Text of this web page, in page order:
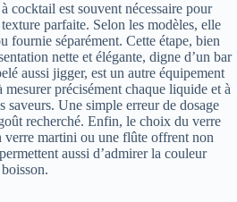
cocktail est souvent nécessaire pour
parfaite. Selon les modèles, elle
fournie séparément. Cette étape, bien
nette et élégante, digne d’un bar
aussi jigger, est un autre équipement
précisément chaque liquide et à
saveurs. Une simple erreur de dosage
recherché. Enfin, le choix du verre
martini ou une flûte offrent non
aussi d’admirer la couleur